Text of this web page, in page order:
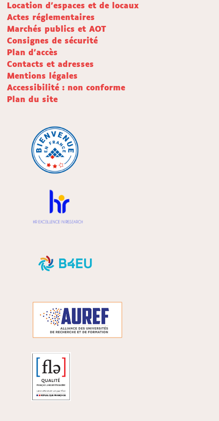
Location d'espaces et de locaux
Actes réglementaires
Marchés publics et AOT
Consignes de sécurité
Plan d'accès
Contacts et adresses
Mentions légales
Accessibilité : non conforme
Plan du site